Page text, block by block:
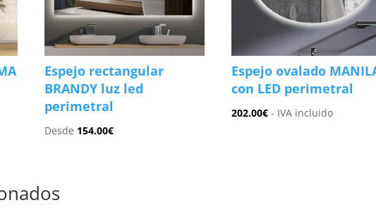
Espejo rectangular
BRANDY luz led
perimetral
Desde 154.00€
Espejo ovalado
con LED perimetral
202.00€ - IVA incluido